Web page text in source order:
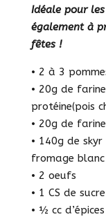
Idéale pour
également à
fêtes !
• 2 à 3
• 20g de
protéine(pois
• 20g de
• 140g de
fromage blanc
• 2 oeufs
• 1 CS de
• ½ cc